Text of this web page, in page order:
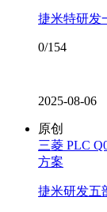
捷米特研发
0/154
2025-08-06
原创
三菱 PLC
方案
捷米研发五